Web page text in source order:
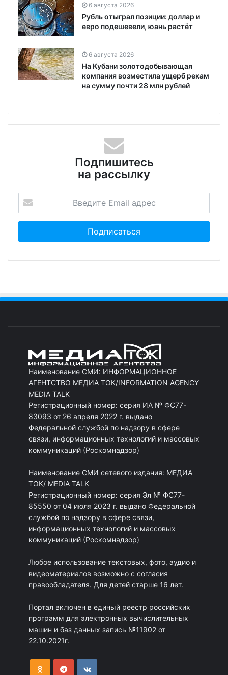
6 августа 2026
Рубль отыграл позиции: доллар и
евро подешевели, юань растёт
6 августа 2026
На Кубани золотодобывающая
компания возместила ущерб рекам
на сумму почти 28 млн рублей
Подпишитесь
на рассылку
Наименование СМИ: ИНФОРМАЦИОННОЕ
АГЕНТСТВО МЕДИА ТОК/INFORMATION AGENCY
MEDIA TALK
Регистрационный номер: серия ИА № ФС77-
83093 от 26 апреля 2022 г. выдано
Федеральной службой по надзору в сфере
связи, информационных технологий и массовых
коммуникаций (Роскомнадзор)
Наименование СМИ сетевого издания: МЕДИА
ТОК/ MEDIA TALK
Регистрационный номер: серия Эл № ФС77-
85550 от 04 июля 2023 г. выдано Федеральной
службой по надзору в сфере связи,
информационных технологий и массовых
коммуникаций (Роскомнадзор)
Любое использование текстовых, фото, аудио и
видеоматериалов возможно с согласия
правообладателя. Для детей старше 16 лет.
Портал включен в единый реестр российских
программ для электронных вычислительных
машин и баз данных запись №11902 от
22.10.2021г.